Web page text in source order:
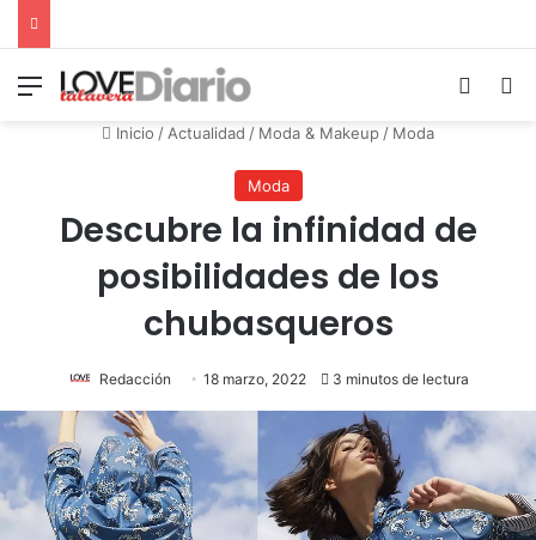
Menú
Inicio /Actualidad / Moda & Makeup/ Moda
Moda
Descubre la infinidad de
posibilidades de los
chubasqueros
Redacción 18 marzo, 2022 3 minutos de lectura